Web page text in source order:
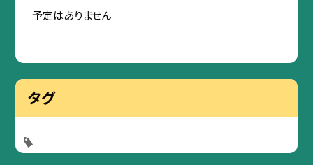
予定はありません
タグ